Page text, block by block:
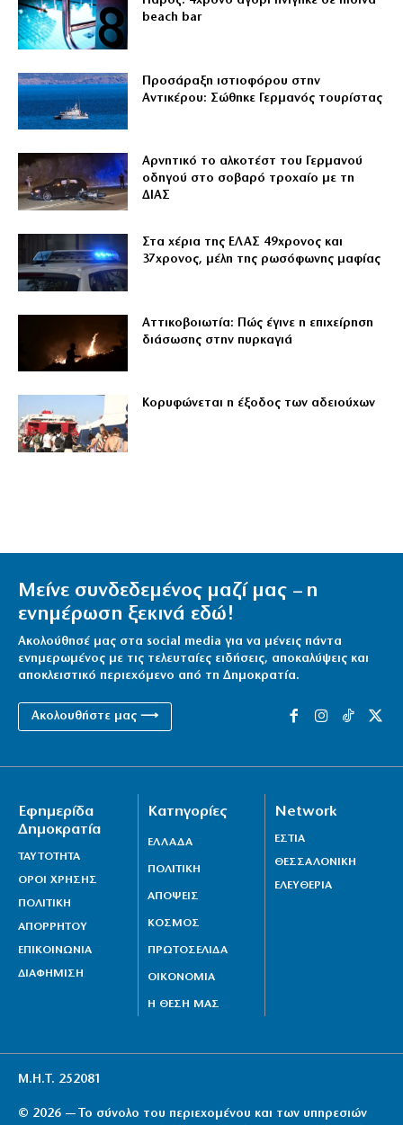
beach bar
Προσάραξη ιστιοφόρου στην
Αντικέρου: Σώθηκε Γερμανός τουρίστας
Αρνητικό το αλκοτέστ του Γερμανού
οδηγού στο σοβαρό τροχαίο με τη
ΔΙΑΣ
Στα χέρια της ΕΛΑΣ 49χρονος και
37χρονος, μέλη της ρωσόφωνης μαφίας
Αττικοβοιωτία: Πώς έγινε η επιχείρηση
διάσωσης στην πυρκαγιά
Κορυφώνεται η έξοδος των αδειούχων
Μείνε συνδεδεμένος μαζί μας – η
ενημέρωση ξεκινά εδώ!
Ακολούθησέ μας στα social media για να μένεις πάντα
ενημερωμένος με τις τελευταίες ειδήσεις, αποκαλύψεις και
αποκλειστικό περιεχόμενο από τη Δημοκρατία.
Ακολουθήστε μας ⟶
Εφημερίδα
Δημοκρατία
ΤΑΥΤΟΤΗΤΑ
ΟΡΟΙ ΧΡΗΣΗΣ
ΠΟΛΙΤΙΚΗ
ΑΠΟΡΡΗΤΟΥ
ΕΠΙΚΟΙΝΩΝΙΑ
ΔΙΑΦΗΜΙΣΗ
Κατηγορίες
ΕΛΛΑΔΑ
ΠΟΛΙΤΙΚΗ
ΑΠΟΨΕΙΣ
ΚΟΣΜΟΣ
ΠΡΩΤΟΣΕΛΙΔΑ
ΟΙΚΟΝΟΜΙΑ
Η ΘΕΣΗ ΜΑΣ
Network
ΕΣΤΙΑ
ΘΕΣΣΑΛΟΝΙΚΗ
ΕΛΕΥΘΕΡΙΑ
Μ.Η.Τ. 252081
© 2026 — Το σύνολο του περιεχομένου και των υπηρεσιών